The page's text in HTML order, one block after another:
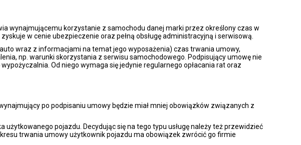
wynajmującemu korzystanie z samochodu danej marki przez określony czas w
w cenie ubezpieczenie oraz pełną obsługę administracyjną i serwisową.
wraz z informacjami na temat jego wyposażenia) czas trwania umowy,
np. warunki skorzystania z serwisu samochodowego. Podpisujący umowę nie
Od niego wymaga się jedynie regularnego opłacania rat oraz
po podpisaniu umowy będzie miał mniej obowiązków związanych z
pojazdu. Decydując się na tego typu usługę należy też przewidzieć
trwania umowy użytkownik pojazdu ma obowiązek zwrócić go firmie